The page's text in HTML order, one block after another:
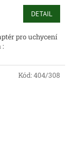
DETAIL
pro uchycení
:
Kód:404/308